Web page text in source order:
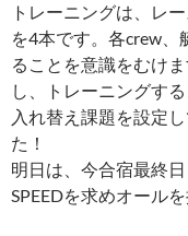
トレーニングは、レ
を4本です。各crew、
ることを意識をむけ
し、トレーニングす
入れ替え課題を設定
た！
明日は、今合宿最終
SPEEDを求めオールを